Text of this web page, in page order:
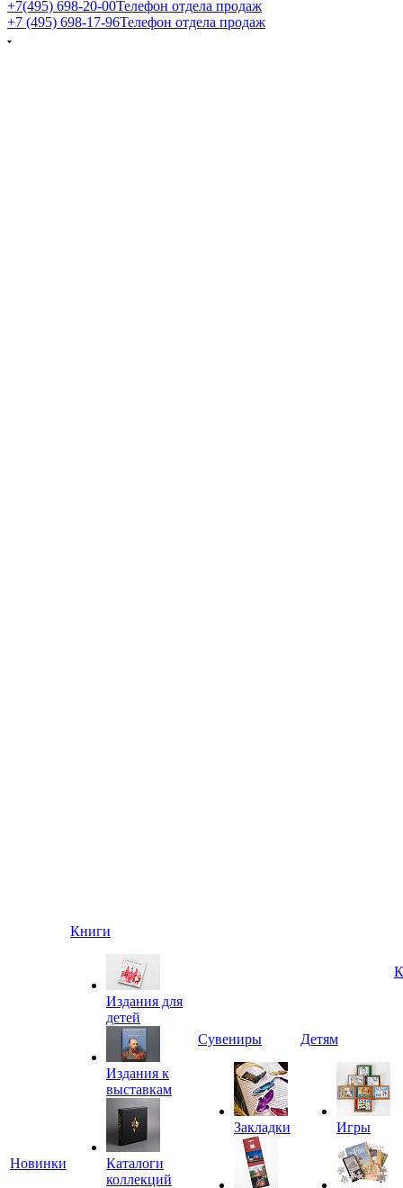
+7(495) 698-20-00Телефон отдела продаж
+7 (495) 698-17-96Телефон отдела продаж
Новинки
Книги
Издания для
детей
Издания к
выставкам
Каталоги
коллекций
Сувениры
Закладки
Детям
Игры